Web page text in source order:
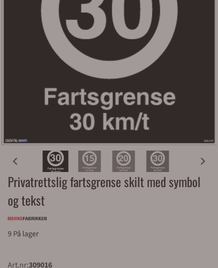
Privatrettslig fartsgrense skilt med symbol
og tekst
9 På lager
Art.nr:309016